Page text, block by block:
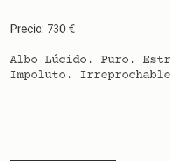
Precio: 730 €
Albo Lúcido. Puro.
Impoluto.